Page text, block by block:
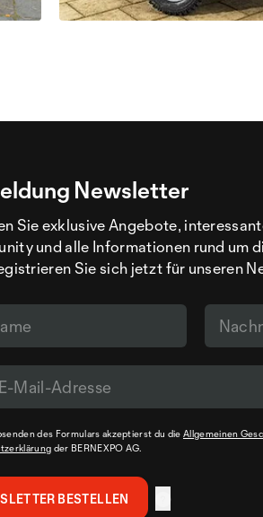
Newsletter
Sie exklusive Angebote,
und alle Informationen rund um
Sie sich jetzt für unseren
des Formulars akzeptierst du die Allgemeinen
der BERNEXPO AG.